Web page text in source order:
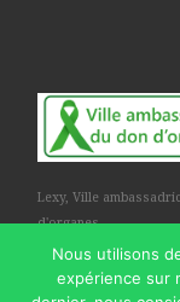
Lexy, Ville
d'organes
Nous utilisons
expérience sur